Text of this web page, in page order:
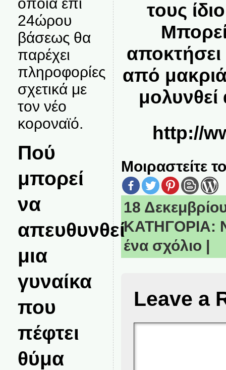
24ώρου
βάσεως θα
παρέχει
πληροφορίες
σχετικά με
τον νέο
κοροναϊό.
Πού
μπορεί
να
απευθυνθεί
μια
γυναίκα
που
πέφτει
θύμα
τους
αποκτήσει
από
http://
Μοιραστείτε
18
ΚΑΤΗΓΟΡΙΑ:
ένα σχόλιο |
Leave a